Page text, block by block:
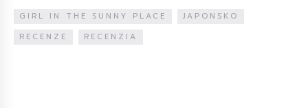
GIRL IN THE SUNNY PLACE
JAPONSKO
RECENZE
RECENZIA